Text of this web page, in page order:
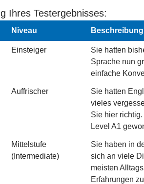
Ihres Testergebnisses:
Niveau Beschreibung
Einsteiger
Sie hatten
Sprache nun
einfache
Auffrischer
Sie hatten
vieles
Sie hier
Level A1
Mittelstufe
(Intermediate)
Sie haben in
sich an viele
meisten
Erfahrungen